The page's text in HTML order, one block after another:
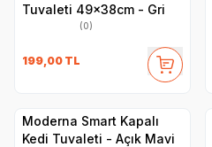
Tuvaleti 49x38cm - Gri
(0)
199,00 TL
Moderna Smart Kapalı
Kedi Tuvaleti - Açık Mavi